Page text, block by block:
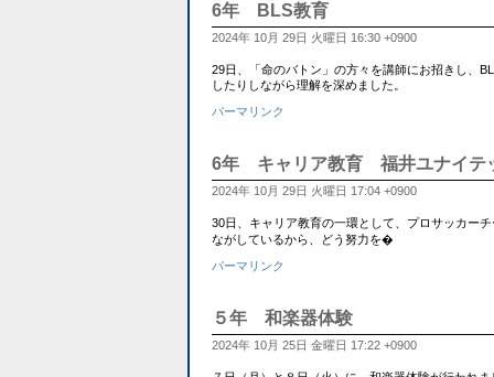
6年 BLS教育
2024年 10月 29日 火曜日 16:30 +0900
29日、「命のバトン」の方々を講師にお招きし、
したりしながら理解を深めました。
パーマリンク
6年 キャリア教育 福井ユナイテ
2024年 10月 29日 火曜日 17:04 +0900
30日、キャリア教育の一環として、プロサッカー
ながしているから、どう努力を�
パーマリンク
５年 和楽器体験
2024年 10月 25日 金曜日 17:22 +0900